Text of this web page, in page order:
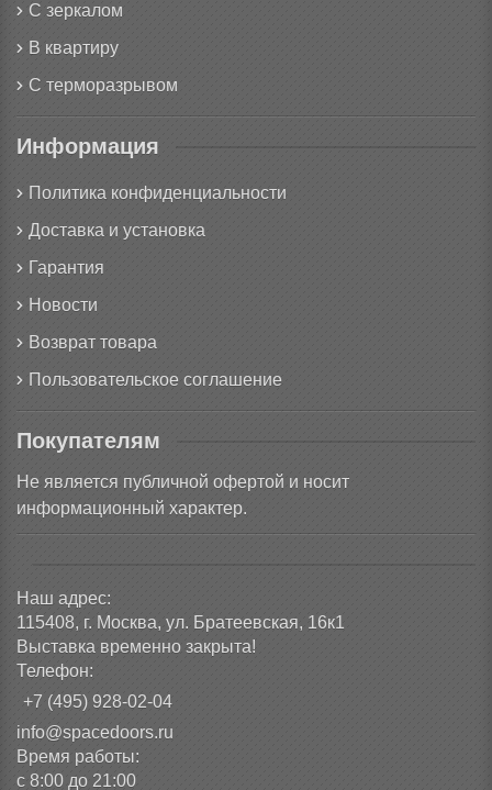
С зеркалом
В квартиру
С терморазрывом
Информация
Политика конфиденциальности
Доставка и установка
Гарантия
Новости
Возврат товара
Пользовательское соглашение
Покупателям
Не является публичной офертой и носит
информационный характер.
Наш адрес:
115408, г. Москва, ул. Братеевская, 16к1
Выставка временно закрыта!
Телефон:
+7 (495) 928-02-04
info@spacedoors.ru
Время работы:
с 8:00 до 21:00